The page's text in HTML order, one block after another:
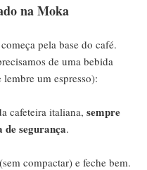
na Moka
pela base do café.
de uma bebida
um espresso):
cafeteira italiana,sempre
segurança.
compactar) e feche bem.